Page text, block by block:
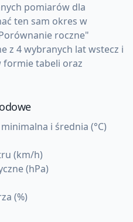
pomiarów dla
ten sam okres w
roczne"
z 4 wybranych lat wstecz i
formie tabeli oraz
i średnia (°C)
(km/h)
(hPa)
(%)